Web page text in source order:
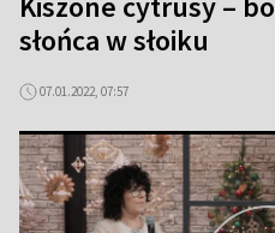
słońca w słoiku
07.01.2022, 07:57